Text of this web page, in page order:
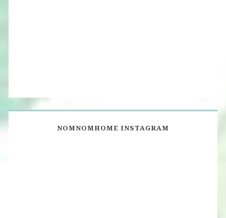
NOMNOMHOME INSTAGRAM